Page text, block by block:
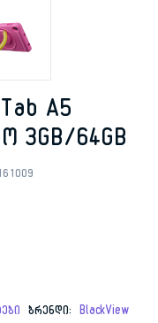
A5
3GB/64GB
ბრენდი: BlackView